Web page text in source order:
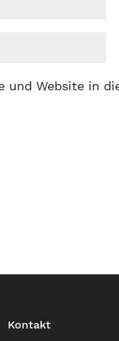
und Website in
Kontakt